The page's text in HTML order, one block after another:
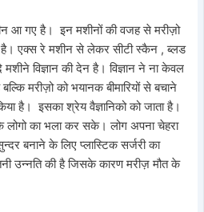
आ गए है। इन मशीनों की वजह से मरीज़ो
है। एक्स रे मशीन से लेकर सीटी स्कैन , ब्लड
मशीने विज्ञान की देन है। विज्ञान ने ना केवल
मरीज़ो को भयानक बीमारियों से बचाने
है। इसका श्रेय वैज्ञानिको को जाता है।
लोगो का भला कर सके। लोग अपना चेहरा
बनाने के लिए प्लास्टिक सर्जरी का
उन्नति की है जिसके कारण मरीज़ मौत के